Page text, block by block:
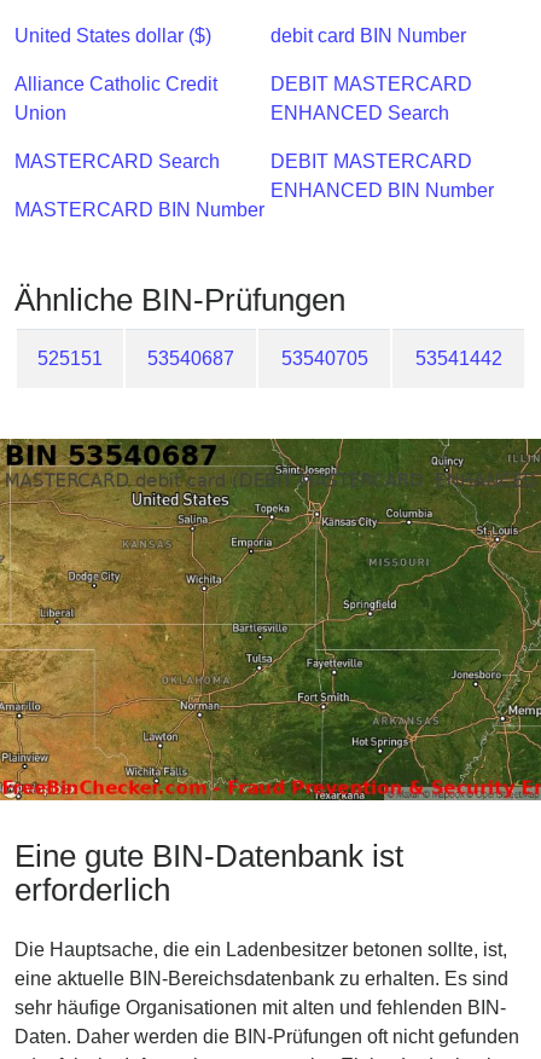
United States dollar ($)
Alliance Catholic Credit
Union
MASTERCARD Search
MASTERCARD BIN Number
debit card BIN Number
DEBIT MASTERCARD
ENHANCED Search
DEBIT MASTERCARD
ENHANCED BIN Number
Ähnliche BIN-Prüfungen
525151 53540687 53540705 53541442
Eine gute BIN-Datenbank ist
erforderlich
Die Hauptsache, die ein Ladenbesitzer betonen sollte, ist,
eine aktuelle BIN-Bereichsdatenbank zu erhalten. Es sind
sehr häufige Organisationen mit alten und fehlenden BIN-
Daten. Daher werden die BIN-Prüfungen oft nicht gefunden